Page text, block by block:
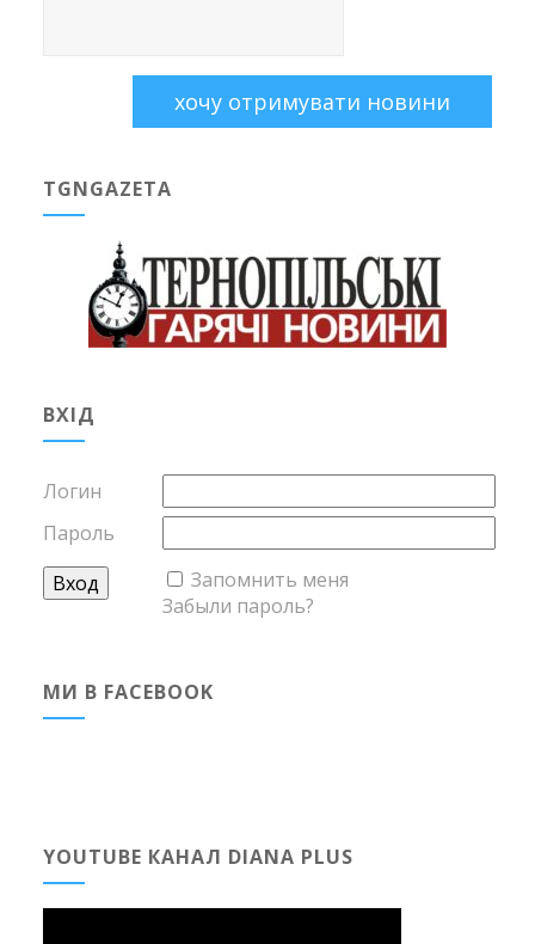
TGNGAZETA
ВХІД
Логин
Пароль
Запомнить меня
Забыли пароль?
МИ В FACEBOOK
YOUTUBE КАНАЛ DIANA PLUS